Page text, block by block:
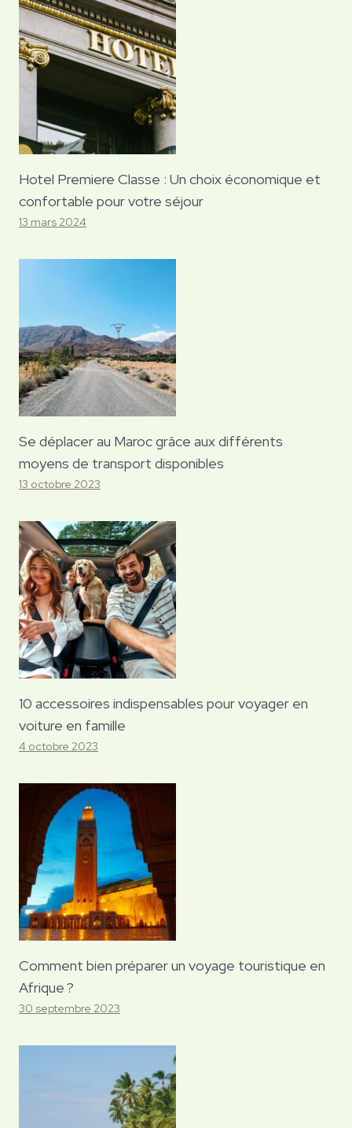
Hotel Premiere Classe : Un choix économique et
confortable pour votre séjour
13 mars 2024
Se déplacer au Maroc grâce aux différents
moyens de transport disponibles
13 octobre 2023
10 accessoires indispensables pour voyager en
voiture en famille
4 octobre 2023
Comment bien préparer un voyage touristique en
Afrique ?
30 septembre 2023